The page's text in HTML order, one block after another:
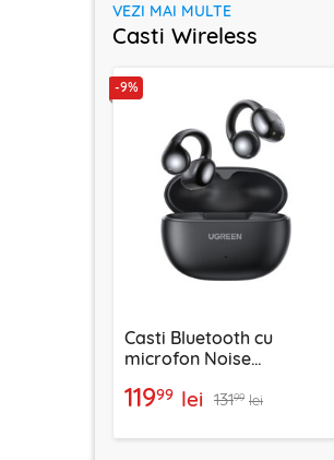
VEZI MAI MULTE
Casti Wireless
-9%
Casti Bluetooth cu
microfon Noise
negru, 45785
11999 lei 13199 lei